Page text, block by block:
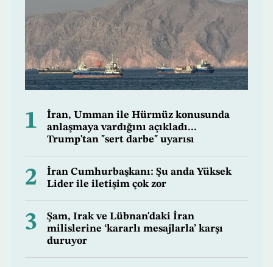
1
İran, Umman ile Hürmüz konusunda
anlaşmaya vardığını açıkladı...
Trump'tan "sert darbe" uyarısı
2
İran Cumhurbaşkanı: Şu anda Yüksek
Lider ile iletişim çok zor
3
Şam, Irak ve Lübnan'daki İran
milislerine ‘kararlı mesajlarla’ karşı
duruyor